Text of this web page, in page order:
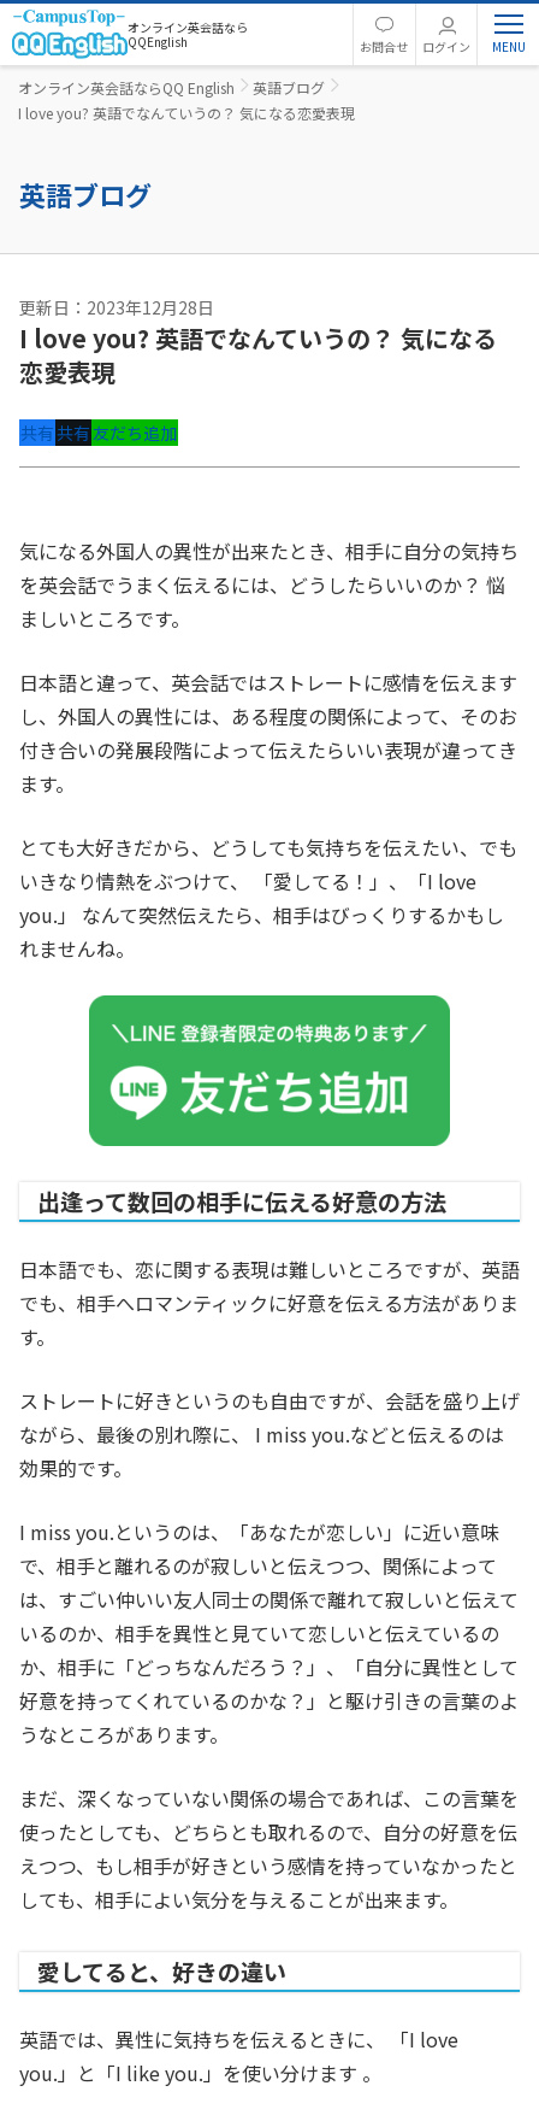
オンライン英会話なら
QQEnglish
お問合せ ログイン
オンライン英会話ならQQ English
英語ブログ
I love you? 英語でなんていうの？ 気になる恋愛表現
英語ブログ
更新日：2023年12月28日
I love you? 英語でなんていうの？ 気になる
恋愛表現
共有共有友だち追加
気になる外国人の異性が出来たとき、相手に自分の気持ち
を英会話でうまく伝えるには、どうしたらいいのか？ 悩
ましいところです。
日本語と違って、英会話ではストレートに感情を伝えます
し、外国人の異性には、ある程度の関係によって、そのお
付き合いの発展段階によって伝えたらいい表現が違ってき
ます。
とても大好きだから、どうしても気持ちを伝えたい、でも
いきなり情熱をぶつけて、 「愛してる！」、「I love
you.」 なんて突然伝えたら、相手はびっくりするかもし
れませんね。
出逢って数回の相手に伝える好意の方法
日本語でも、恋に関する表現は難しいところですが、英語
でも、相手へロマンティックに好意を伝える方法がありま
す。
ストレートに好きというのも自由ですが、会話を盛り上げ
ながら、最後の別れ際に、 I miss you.などと伝えるのは
効果的です。
I miss you.というのは、「あなたが恋しい」に近い意味
で、相手と離れるのが寂しいと伝えつつ、関係によって
は、すごい仲いい友人同士の関係で離れて寂しいと伝えて
いるのか、相手を異性と見ていて恋しいと伝えているの
か、相手に「どっちなんだろう？」、「自分に異性として
好意を持ってくれているのかな？」と駆け引きの言葉のよ
うなところがあります。
まだ、深くなっていない関係の場合であれば、この言葉を
使ったとしても、どちらとも取れるので、自分の好意を伝
えつつ、もし相手が好きという感情を持っていなかったと
しても、相手によい気分を与えることが出来ます。
愛してると、好きの違い
英語では、異性に気持ちを伝えるときに、 「I love
you.」と「I like you.」を使い分けます 。